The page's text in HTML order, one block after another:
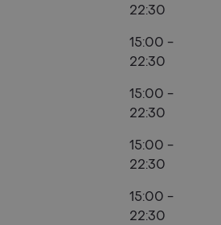
22:30
15:00 -
22:30
15:00 -
22:30
15:00 -
22:30
15:00 -
22:30